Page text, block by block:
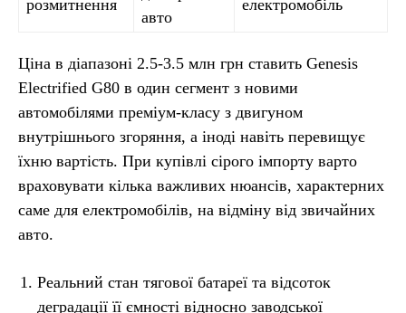
розмитнення
авто
електромобіль
Ціна в діапазоні 2.5-3.5 млн грн ставить Genesis
Electrified G80 в один сегмент з новими
автомобілями преміум-класу з двигуном
внутрішнього згоряння, а іноді навіть перевищує
їхню вартість. При купівлі сірого імпорту варто
враховувати кілька важливих нюансів, характерних
саме для електромобілів, на відміну від звичайних
авто.
Реальний стан тягової батареї та відсоток
деградації її ємності відносно заводської